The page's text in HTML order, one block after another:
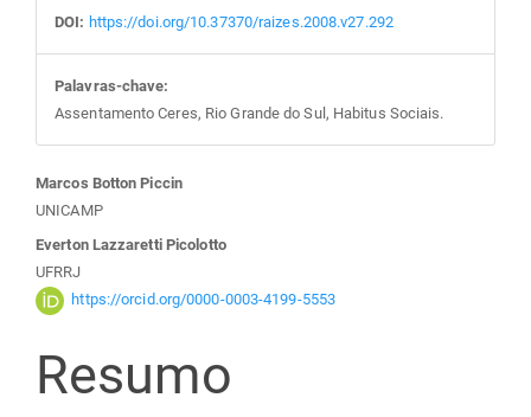
DOI: https://doi.org/10.37370/raizes.2008.v27.292
Palavras-chave:
Assentamento Ceres, Rio Grande do Sul, Habitus Sociais.
Conteúdo
do
artigo
principal
Marcos Botton Piccin
UNICAMP
Everton Lazzaretti Picolotto
UFRRJ
https://orcid.org/0000-0003-4199-5553
Resumo